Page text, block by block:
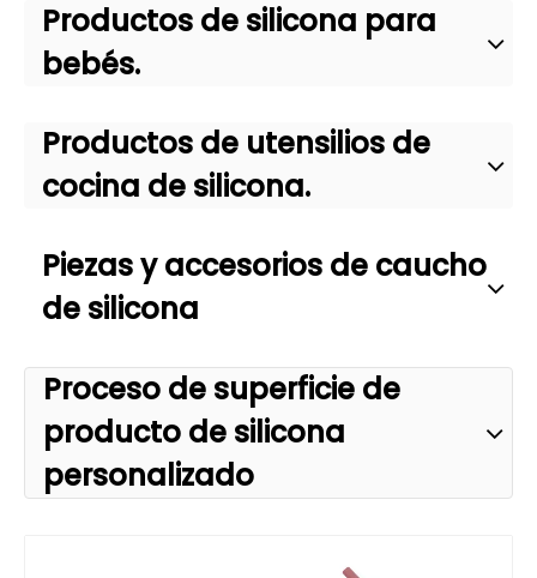
Productos de silicona para
bebés.
Productos de utensilios de
cocina de silicona.
Piezas y accesorios de caucho
de silicona
Proceso de superficie de
producto de silicona
personalizado